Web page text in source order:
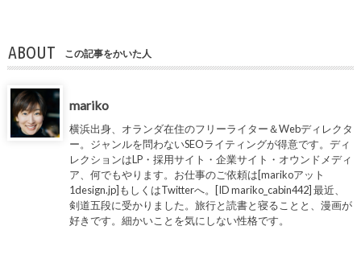
ABOUT この記事をかいた人
mariko
横浜出身、オランダ在住のフリーライター＆Webディレクタ
ー。ジャンルを問わないSEOライティングが得意です。ディ
レクションはLP・採用サイト・企業サイト・オウンドメディ
ア、何でもやります。お仕事のご依頼は[marikoアット
1design.jp]もしくはTwitterへ。[ID mariko_cabin442] 最近、
剣道五段に受かりました。旅行と読書と寝ることと、漫画が
好きです。細かいことを気にしない性格です。